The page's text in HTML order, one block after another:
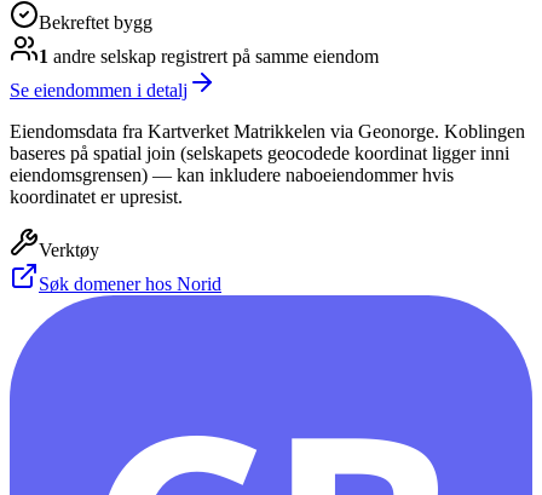
Bekreftet bygg
1 andre selskap registrert på samme eiendom
Se eiendommen i detalj
Eiendomsdata fra Kartverket Matrikkelen via Geonorge. Koblingen
baseres på spatial join (selskapets geocodede koordinat ligger inni
eiendomsgrensen) — kan inkludere naboeiendommer hvis
koordinatet er upresist.
Verktøy
Søk domener hos Norid